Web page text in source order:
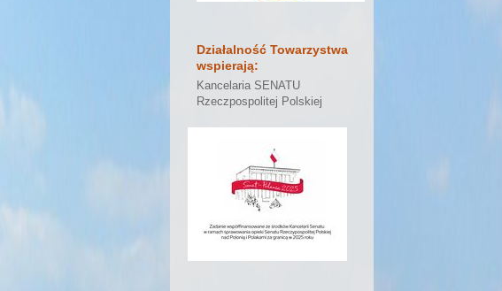
Działalność Towarzystwa
wspierają:
Kancelaria SENATU
Rzeczpospolitej Polskiej